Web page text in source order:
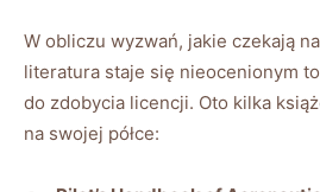
W​ obliczu wyzwań, ⁤jakie czekają
literatura staje⁤ się nieocenionym
do zdobycia ‍licencji. Oto ‌kilka
na swojej⁢ półce: